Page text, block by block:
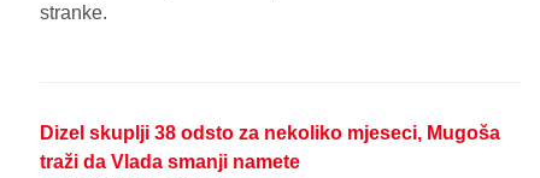
stranke.
Dizel skuplji 38 odsto za nekoliko mjeseci, Mugoša
traži da Vlada smanji namete